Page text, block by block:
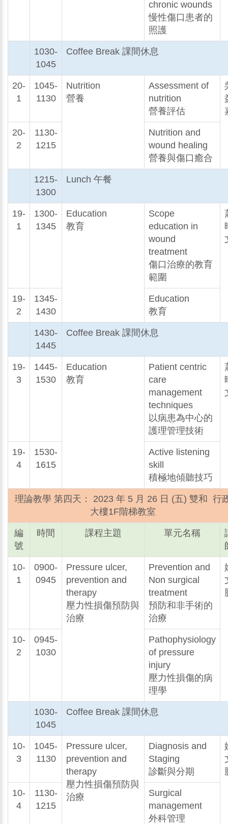
chronic wounds
慢性傷口患者的
照護
1030-
1045
Coffee Break 課間休息
20-
1
1045-
1130
Nutrition
營養
Assessment of
nutrition
營養評估
20-
2
1130-
1215
Nutrition and
wound healing
營養與傷口癒合
1215-
1300
Lunch 午餐
19-
1
1300-
1345
Education
教育
Scope
education in
wound
treatment
傷口治療的教育
範圍
19-
2
1345-
1430
Education
教育
1430-
1445
Coffee Break 課間休息
19-
3
1445-
1530
Education
教育
Patient centric
care
management
techniques
以病患為中心的
護理管理技術
19-
4
1530-
1615
Active listening
skill
積極地傾聽技巧
理論教學 第四天： 2023 年 5 月 26 日 (五) 雙和 行
大樓1F階梯教室
編
號
時間 課程主題 單元名稱
10-
1
0900-
0945
Pressure ulcer,
prevention and
therapy
壓力性損傷預防與
治療
Prevention and
Non surgical
treatment
預防和非手術的
治療
10-
2
0945-
1030
Pathophysiology
of pressure
injury
壓力性損傷的病
理學
1030-
1045
Coffee Break 課間休息
10-
3
1045-
1130
Pressure ulcer,
prevention and
therapy
壓力性損傷預防與
治療
Diagnosis and
Staging
診斷與分期
10-
4
1130-
1215
Surgical
management
外科管理